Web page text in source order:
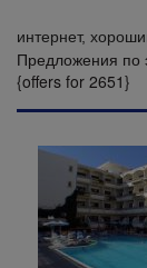
интернет,
Предложения по
{offers for 2651}